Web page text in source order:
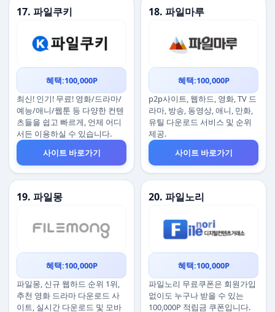
17. 파일쿠키
혜택:100,000P
최신! 인기! 무료! 영화/드라마/
예능/애니/웹툰 등 다양한 컨텐
츠들을 쉽고 빠르게, 언제 어디
서든 이용하실 수 있습니다.
사이트 바로가기
18. 파일마루
혜택:100,000P
p2p사이트, 웹하드, 영화, TV 드
라마, 방송, 동영상, 애니, 만화,
유틸 다운로드 서비스 및 순위
제공.
사이트 바로가기
19. 파일몽
혜택:100,000P
파일몽, 신규 웹하드 순위 1위,
추천 영화 드라마 다운로드 사
이트, 실시간 다운로드 및 모바
20. 파일노리
혜택:100,000P
파일노리 무료쿠폰은 회원가입
없이도 누구나 받을 수 있는
100,000P 적립금 쿠폰입니다.